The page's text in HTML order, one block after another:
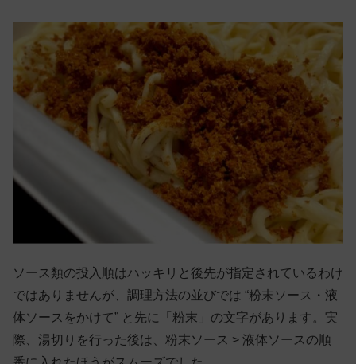
ソース類の投入順はハッキリと後先が指定されているわけ
ではありませんが、調理方法の並びでは “粉末ソース・液
体ソースをかけて” と先に「粉末」の文字があります。実
際、湯切りを行った後は、粉末ソース > 液体ソースの順